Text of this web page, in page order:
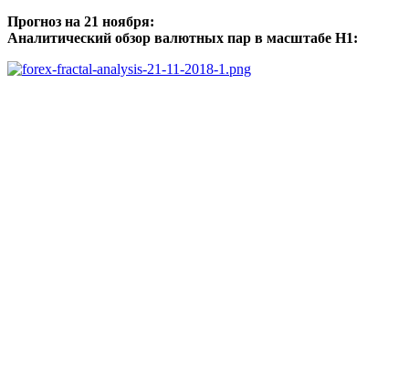
Прогноз на 21 ноября:
Аналитический обзор валютных пар в масштабе Н1: